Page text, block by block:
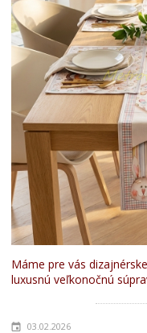
Máme pre vás
luxusnú veľkonočnú
03.02.2026